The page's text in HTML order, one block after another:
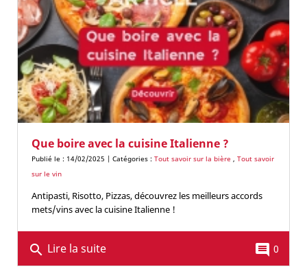
Que boire avec la cuisine Italienne ?
Publié le : 14/02/2025 | Catégories : Tout savoir sur la bière , Tout savoir
sur le vin
Antipasti, Risotto, Pizzas, découvrez les meilleurs accords
mets/vins avec la cuisine Italienne !
search Lire la suite comment 0